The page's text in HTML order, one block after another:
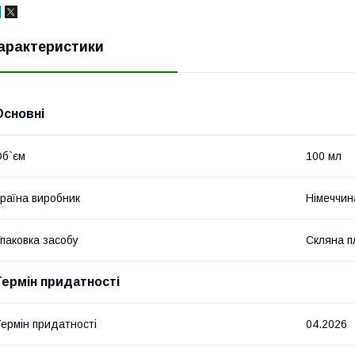
100 мл
виробник
засобу Скляна
придатності
придатності 04.2026